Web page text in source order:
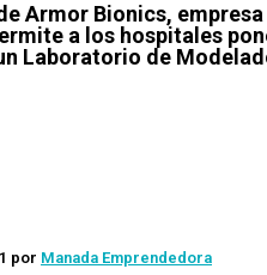
Armor Bionics,
a los hospitales
Laboratorio de
por Manada Emprendedora